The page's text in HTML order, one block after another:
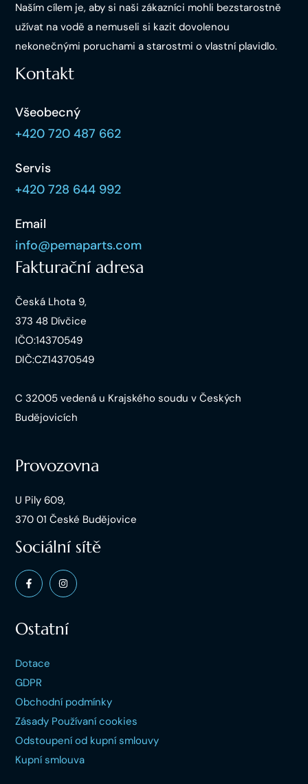
Naším cílem je, aby si naši zákazníci mohli bezstarostně
užívat na vodě a nemuseli si kazit dovolenou
nekonečnými poruchami a starostmi o vlastní plavidlo.
Kontakt
Všeobecný
+420 720 487 662
Servis
+420 728 644 992
Email
info@pemaparts.com
Fakturační adresa
Česká Lhota 9,
373 48 Dívčice
IČO:14370549
DIČ:CZ14370549
C 32005 vedená u Krajského soudu v Českých
Budějovicích
Provozovna
U Pily 609,
370 01 České Budějovice
Sociální sítě
Ostatní
Dotace
GDPR
Obchodní podmínky
Zásady Používaní cookies
Odstoupení od kupní smlouvy
Kupní smlouva